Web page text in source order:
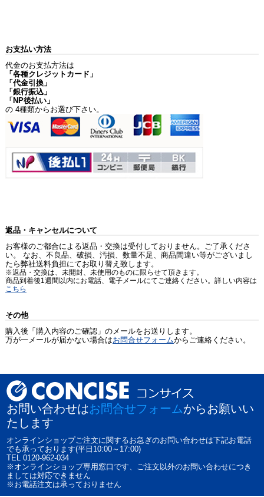
お支払い方法
代金のお支払方法は
「各種クレジットカード」
「代金引換」
「銀行振込」
「NP後払い」
の 4種類からお選び下さい。
返品・キャンセルについて
お客様のご都合による返品・交換は受付しておりません。ご了承くださ
い。 なお、不良品、破損、汚損、数量不足、商品間違い等がございまし
たら弊社送料負担にてお取り替え致します。
※返品・交換は、未開封、未使用のものに限らせて頂きます。
商品到着後1週間以内にお電話、電子メールにてご連絡ください。詳しい内容は
こちら
その他
購入後「購入内容のご確認」のメールをお送りします。
万が一メールが届かない場合はお問合せフォームからご連絡ください。
お問い合わせはお問合せフォームからお願いい
たします
オンラインショップご注文に関するお急ぎのお問い合わせは下記お電話
でも承っております(平日10:00～17:00)
TEL 0120-962-034
※オンラインショップ専用窓口です、ご注文以外のお問い合わせにつき
ましては対応できません
※お電話注文は承っておりません